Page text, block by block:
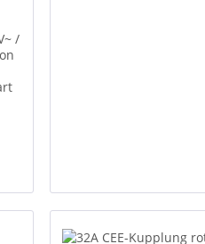
/